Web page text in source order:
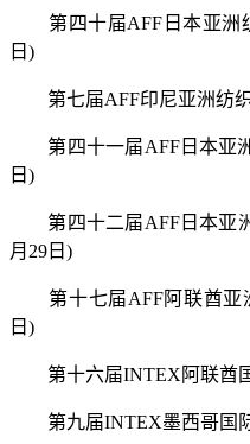
第四十届AFF日本亚洲纺
日)
第七届AFF印尼亚洲纺织
第四十一届AFF日本亚洲
日)
第四十二届AFF日本亚洲
月29日)
第十七届AFF阿联酋亚
日)
第十六届INTEX阿联酋国
第九届INTEX墨西哥国际